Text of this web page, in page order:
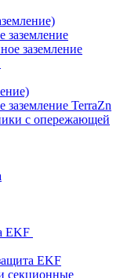
заземление
заземление
заземление TerraZn
с опережающей
EKF
EKF
секционные